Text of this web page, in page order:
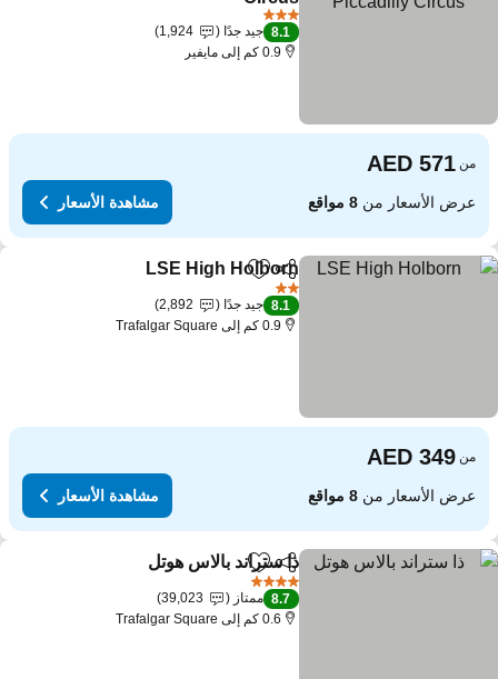
8.1 جيد جدًا
1,924
0.9 كم إلى مايفير
من
عرض الأسعار من8 مواقع مشاهدة الأسعار
مشاركةAdd to favorites
LSE High Holborn
8.1 جيد جدًا
2,892
0.9 كم إلى Trafalgar Square
من
عرض الأسعار من8 مواقع مشاهدة الأسعار
مشاركةAdd to favorites
ذا ستراند بالاس هوتل
8.7 ممتاز
39,023
0.6 كم إلى Trafalgar Square